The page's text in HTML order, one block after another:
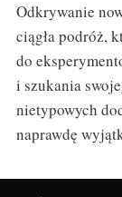
Odkrywanie
ciągła podróż,
do
i szukania
nietypowych
naprawdę